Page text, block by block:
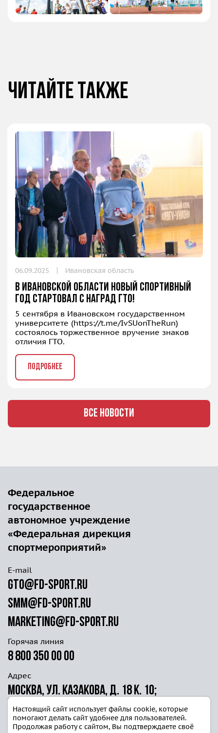
Читайте также
06.09.2025 Ивановская область
В Ивановской области новый спортивный
год стартовал с наград ГТО!
5 сентября в Ивановском государственном
университете (https://t.me/IvSUonTheRun)
состоялось торжественное вручение знаков
отличия ГТО.
ПОДРОБНЕЕ
ВСЕ НОВОСТИ
Федеральное
государственное
автономное учреждение
«Федеральная дирекция
спортмероприятий»
E-mail
gto@fd-sport.ru
smm@fd-sport.ru
marketing@fd-sport.ru
Горячая линия
8 800 350 00 00
Адрес
Москва, ул. Казакова, д. 18 к. 10;
ул. Волочаевская д. 40г ст. 4
Настоящий сайт использует файлы cookie, которые
помогают делать сайт удобнее для пользователей.
Продолжая работу с сайтом, Вы подтверждаете своё